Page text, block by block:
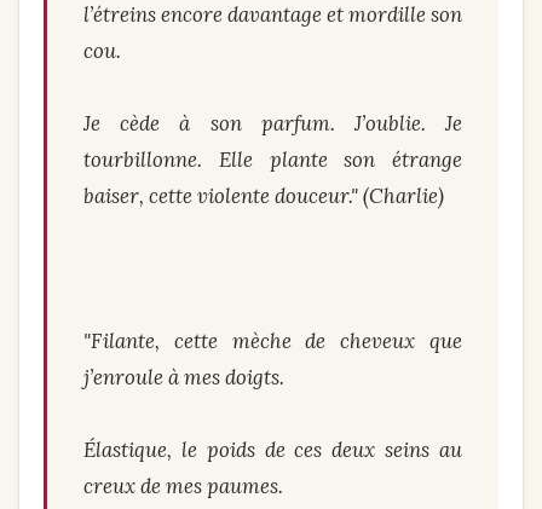
l’étreins encore davantage et mordille son
cou.
Je cède à son parfum. J’oublie. Je
tourbillonne. Elle plante son étrange
baiser, cette violente douceur." (Charlie)
"Filante, cette mèche de cheveux que
j’enroule à mes doigts.
Élastique, le poids de ces deux seins au
creux de mes paumes.